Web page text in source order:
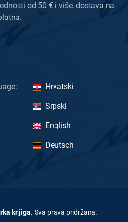
od 50 € i više, dostava na
Hrvatski
Srpski
English
Deutsch
knjiga. Sva prava pridržana.